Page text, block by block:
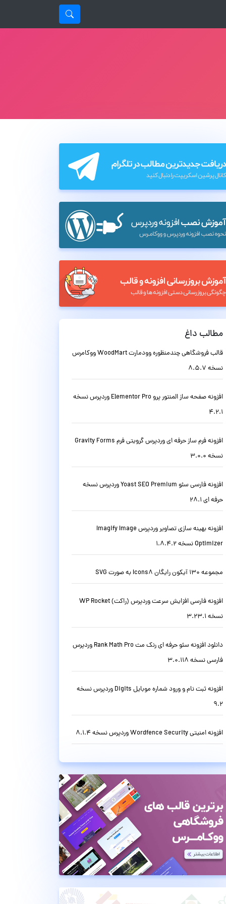
مطالب داغ
قالب فروشگاهی چندمنظوره وودمارت WoodMart ووکامرس
نسخه 8.5.7
افزونه صفحه ساز المنتور پرو Elementor Pro وردپرس نسخه
4.2.1
افزونه فرم ساز حرفه ای وردپرس گرویتی فرم Gravity Forms
نسخه 3.0.0
افزونه فارسی سئو Yoast SEO Premium وردپرس نسخه
حرفه ای 28.1
افزونه بهینه سازی تصاویر وردپرس Imagify Image
Optimizer نسخه 1.8.4.2
مجموعه 130 آیکون رایگان Icons8 به صورت SVG
افزونه فارسی افزایش سرعت وردپرس (راکت) WP Rocket
نسخه 3.23.1
دانلود افزونه سئو حرفه ای رنک مث Rank Math Pro وردپرس
فارسی نسخه 3.0.118
افزونه ثبت نام و ورود شماره موبایل Digits وردپرس نسخه
9.2
افزونه امنیتی Wordfence Security وردپرس نسخه 8.1.4